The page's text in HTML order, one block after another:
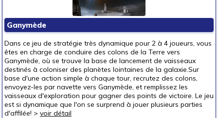
Ganymède
Dans ce jeu de stratégie très dynamique pour 2 à 4 joueurs, vous
êtes en charge de conduire des colons de la Terre vers
Ganymède, où se trouve la base de lancement de vaisseaux
destinés à coloniser des planètes lointaines de la galaxie.Sur
base d'une action simple à chaque tour, recrutez des colons,
envoyez-les par navette vers Ganymède, et remplissez les
vaisseaux d'exploration pour gagner des points de victoire. Le jeu
est si dynamique que l'on se surprend à jouer plusieurs parties
d'affilée! > voir détail